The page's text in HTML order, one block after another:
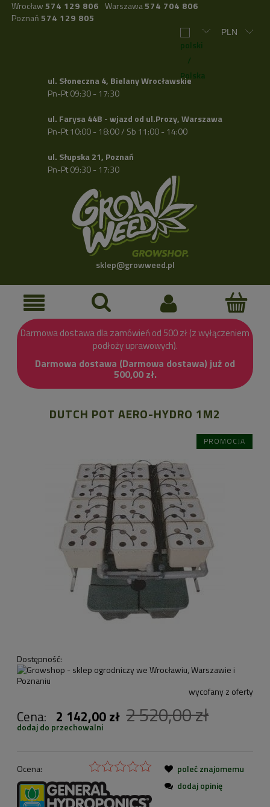
Wrocław 574 129 806 Warszawa574 704 806
Poznań 574 129 805
ul. Słoneczna 4, Bielany Wrocławskie
Pn-Pt 09:30 - 17:30
ul. Farysa 44B - wjazd od ul.Prozy, Warszawa
Pn-Pt 10:00 - 18:00 / Sb 11:00 - 14:00
ul. Słupska 21, Poznań
Pn-Pt 09:30 - 17:30
sklep@growweed.pl
Darmowa dostawa dla zamówień od 500 zł (z wyłączeniem
podłoży uprawowych).
Darmowa dostawa (Darmowa dostawa) już od
500,00 zł.
DUTCH POT AERO-HYDRO 1M2
PROMOCJA
Dostępność:
wycofany z oferty
Cena: 2 142,00 zł 2 520,00 zł
dodaj do przechowalni
Ocena:
poleć znajomemu
dodaj opinię